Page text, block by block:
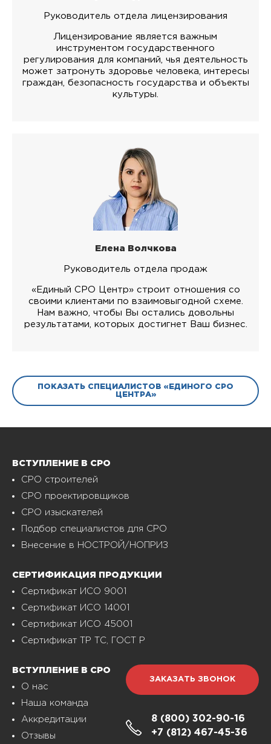
Руководитель отдела лицензирования
Лицензирование является важным
инструментом государственного
регулирования для компаний, чья деятельность
может затронуть здоровье человека, интересы
граждан, безопасность государства и объекты
культуры.
Елена Волчкова
Руководитель отдела продаж
«Единый СРО Центр» строит отношения со
своими клиентами по взаимовыгодной схеме.
Нам важно, чтобы Вы остались довольны
результатами, которых достигнет Ваш бизнес.
ПОКАЗАТЬ СПЕЦИАЛИСТОВ «ЕДИНОГО СРО
ЦЕНТРА»
ВСТУПЛЕНИЕ В СРО
СРО строителей
СРО проектировщиков
СРО изыскателей
Подбор специалистов для СРО
Внесение в НОСТРОЙ/НОПРИЗ
СЕРТИФИКАЦИЯ ПРОДУКЦИИ
Сертификат ИСО 9001
Сертификат ИСО 14001
Сертификат ИСО 45001
Сертификат ТР ТС, ГОСТ Р
ВСТУПЛЕНИЕ В СРО
О нас
Наша команда
Аккредитации
Отзывы
ЗАКАЗАТЬ ЗВОНОК
8 (800) 302-90-16
+7 (812) 467-45-36